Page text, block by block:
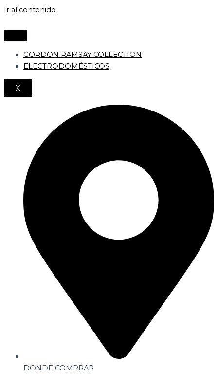
Ir al contenido
GORDON RAMSAY COLLECTION
ELECTRODOMÉSTICOS
X
DONDE COMPRAR